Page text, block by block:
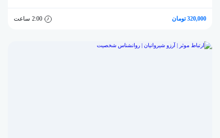
320,000 تومان 2:00 ساعت